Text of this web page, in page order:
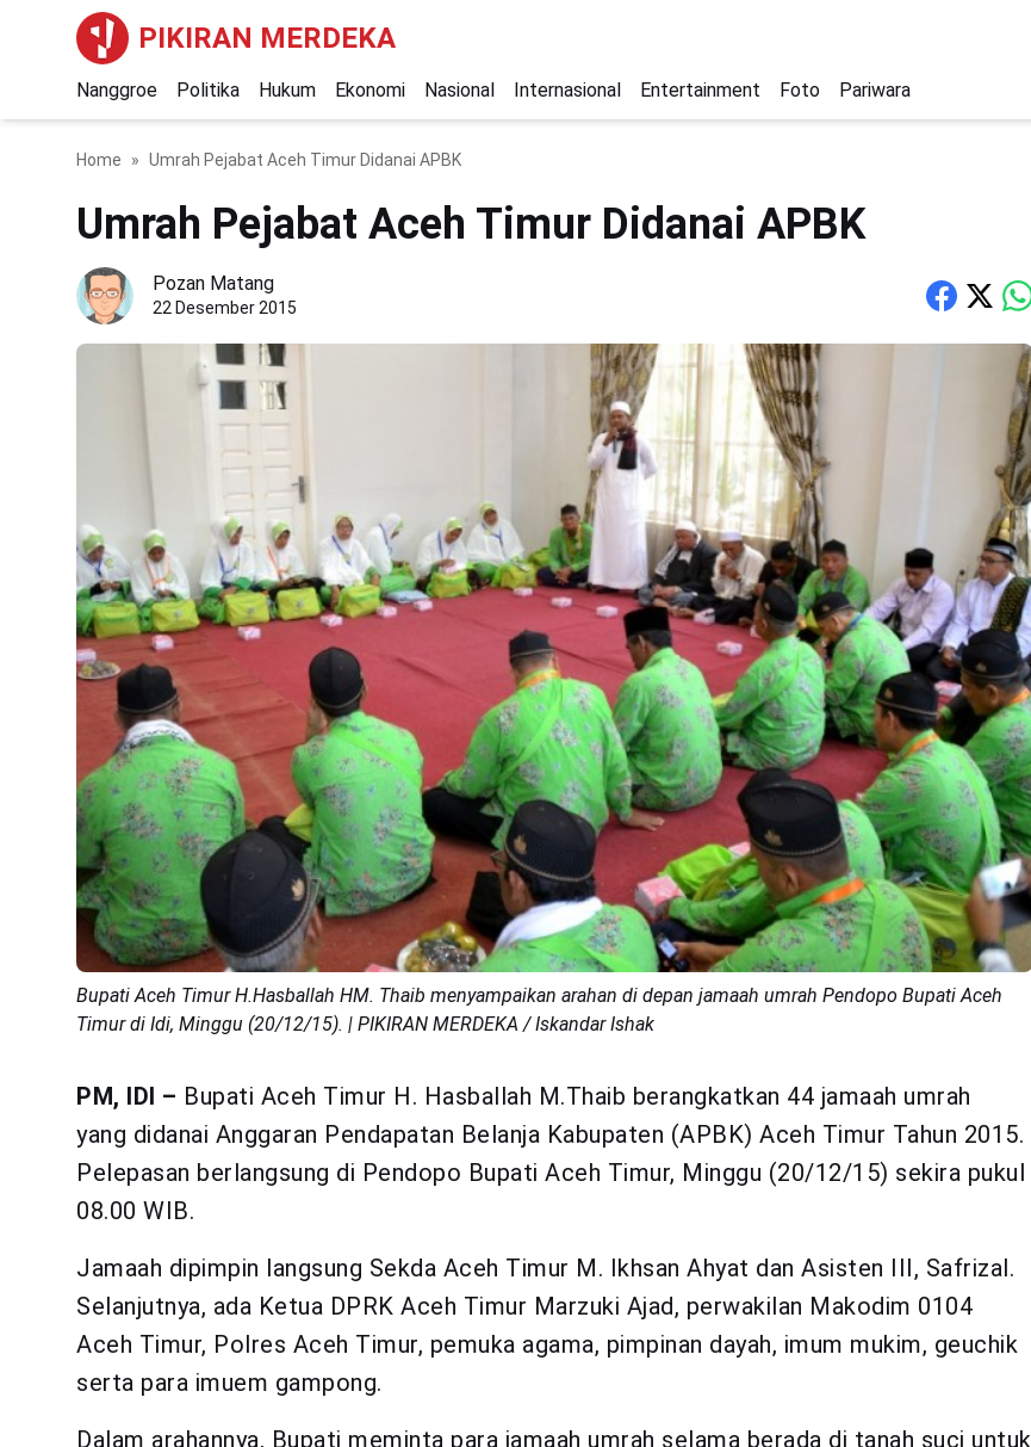
PIKIRAN MERDEKA
Nanggroe Politika Hukum Ekonomi Nasional Internasional Entertainment Foto Pariwara
Home Umrah Pejabat Aceh Timur Didanai APBK
Umrah Pejabat Aceh Timur Didanai APBK
Pozan Matang
22 Desember 2015
Bupati Aceh Timur H.Hasballah HM. Thaib menyampaikan arahan di depan jamaah umrah Pendopo Bupati Aceh
Timur di Idi, Minggu (20/12/15). | PIKIRAN MERDEKA / Iskandar Ishak
PM, IDI – Bupati Aceh Timur H. Hasballah M.Thaib berangkatkan 44 jamaah umrah
yang didanai Anggaran Pendapatan Belanja Kabupaten (APBK) Aceh Timur Tahun 2015.
Pelepasan berlangsung di Pendopo Bupati Aceh Timur, Minggu (20/12/15) sekira pukul
08.00 WIB.
Jamaah dipimpin langsung Sekda Aceh Timur M. Ikhsan Ahyat dan Asisten III, Safrizal.
Selanjutnya, ada Ketua DPRK Aceh Timur Marzuki Ajad, perwakilan Makodim 0104
Aceh Timur, Polres Aceh Timur, pemuka agama, pimpinan dayah, imum mukim, geuchik
serta para imuem gampong.
Dalam arahannya, Bupati meminta para jamaah umrah selama berada di tanah suci untuk